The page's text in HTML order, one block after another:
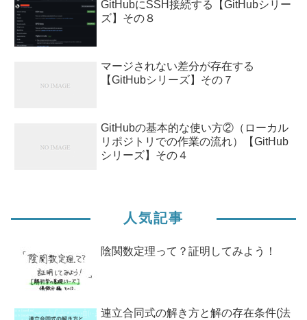
GitHubにSSH接続する【GitHubシリー
ズ】その８
マージされない差分が存在する
【GitHubシリーズ】その７
GitHubの基本的な使い方②（ローカル
リポジトリでの作業の流れ）【GitHub
シリーズ】その４
人気記事
陰関数定理って？証明してみよう！
連立合同式の解き方と解の存在条件(法